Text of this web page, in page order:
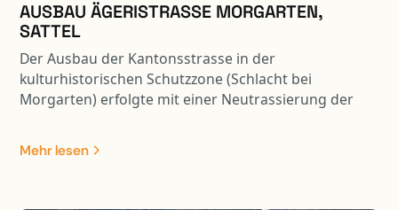
AUSBAU ÄGERISTRASSE MORGARTEN,
SATTEL
Der Ausbau der Kantonsstrasse in der
kulturhistorischen Schutzzone (Schlacht bei
Morgarten) erfolgte mit einer Neutrassierung der
normkonforme Strassenführung erreicht werden.
Mehr lesen